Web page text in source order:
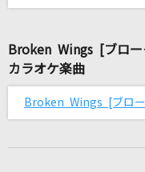
#らぶしっく & #Luvless
セレナーデ
なとり
もらい泣き
Broken Wings [ブロー
カラオケ楽曲
Broken Wings [ブロー